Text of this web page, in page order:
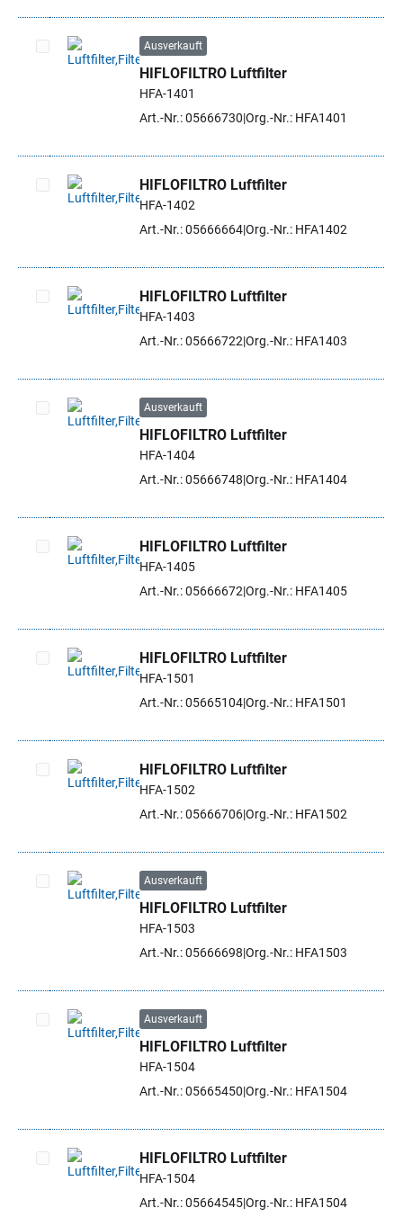
Artikel auswählen
Ausverkauft
HIFLOFILTRO Luftfilter
HFA-1401
Art.-Nr.: 05666730 Org.-Nr.: HFA1401
Artikel auswählen
HIFLOFILTRO Luftfilter
HFA-1402
Art.-Nr.: 05666664Org.-Nr.: HFA1402
Artikel auswählen
HIFLOFILTRO Luftfilter
HFA-1403
Art.-Nr.: 05666722 Org.-Nr.: HFA1403
Artikel auswählen
Ausverkauft
HIFLOFILTRO Luftfilter
HFA-1404
Art.-Nr.: 05666748 Org.-Nr.: HFA1404
Artikel auswählen
HIFLOFILTRO Luftfilter
HFA-1405
Art.-Nr.: 05666672 Org.-Nr.: HFA1405
Artikel auswählen
HIFLOFILTRO Luftfilter
HFA-1501
Art.-Nr.: 05665104Org.-Nr.: HFA1501
Artikel auswählen
HIFLOFILTRO Luftfilter
HFA-1502
Art.-Nr.: 05666706Org.-Nr.: HFA1502
Artikel auswählen
Ausverkauft
HIFLOFILTRO Luftfilter
HFA-1503
Art.-Nr.: 05666698 Org.-Nr.: HFA1503
Artikel auswählen
Ausverkauft
HIFLOFILTRO Luftfilter
HFA-1504
Art.-Nr.: 05665450 Org.-Nr.: HFA1504
Artikel auswählen
HIFLOFILTRO Luftfilter
HFA-1504
Art.-Nr.: 05664545Org.-Nr.: HFA1504